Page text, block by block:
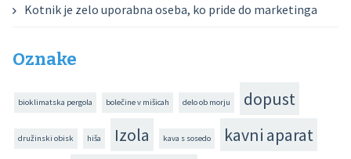
Kotnik je zelo uporabna oseba, ko pride do marketinga
Oznake
bioklimatska pergola bolečine v mišicah delo ob morju dopust
družinski obisk hiša Izola kava s sosedo kavni aparat